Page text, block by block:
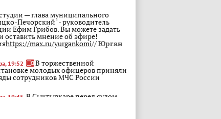
— глава муниципального
Печорский" - руководитель
Ефим Грибов. Вы можете задать
оставить мнение об эфире!
https://max.ru/yurgankomi//Юрган
19:52 В торжественной
молодых офицеров приняли
сотрудников МЧС России
19:45 В Сыктывкаре перед судом